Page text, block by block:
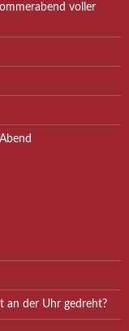
voller
an der Uhr gedreht?